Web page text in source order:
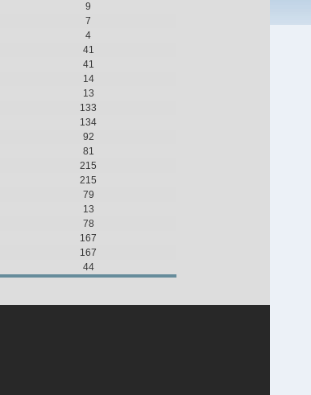
9
7
4
41
41
14
13
133
134
92
81
215
215
79
13
78
167
167
44